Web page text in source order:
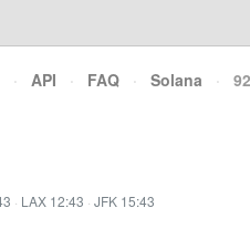
· API · FAQ · Solana ·
· LAX 12:43 · JFK 15:43